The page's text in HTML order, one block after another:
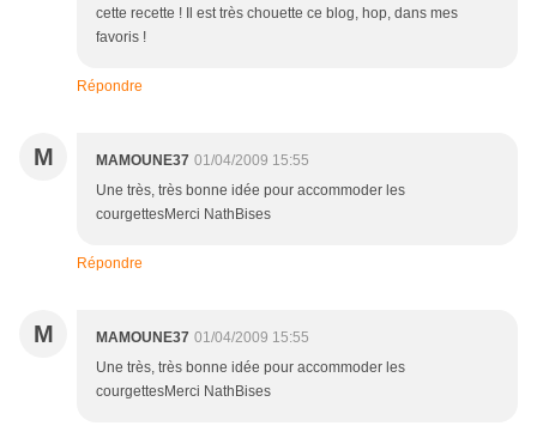
cette recette ! Il est très chouette ce blog, hop, dans mes
favoris !
Répondre
M MAMOUNE37 01/04/2009 15:55
Une très, très bonne idée pour accommoder les
courgettesMerci NathBises
Répondre
M MAMOUNE37 01/04/2009 15:55
Une très, très bonne idée pour accommoder les
courgettesMerci NathBises